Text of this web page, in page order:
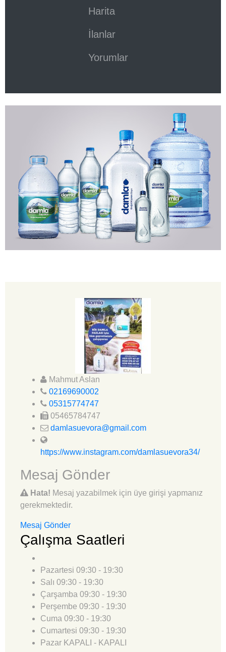
Harita
İlanlar
Yorumlar
Previous Next
Mahmut Aslan
02169690002
05315774747
05465784747
damlasuevora@gmail.com
https://www.instagram.com/damlasuevora34/
Mesaj Gönder
Hata! Mesaj yazabilmek için üye girişi yapmanız
gerekmektedir.
Mesaj Gönder
Çalışma Saatleri
Pazartesi 09:30 - 19:30
Salı 09:30 - 19:30
Çarşamba 09:30 - 19:30
Perşembe 09:30 - 19:30
Cuma 09:30 - 19:30
Cumartesi 09:30 - 19:30
Pazar KAPALI - KAPALI